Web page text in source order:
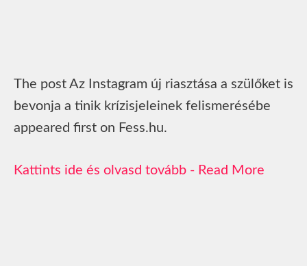
The post Az Instagram új riasztása a szülőket is
bevonja a tinik krízisjeleinek felismerésébe
appeared first on Fess.hu.
Read More